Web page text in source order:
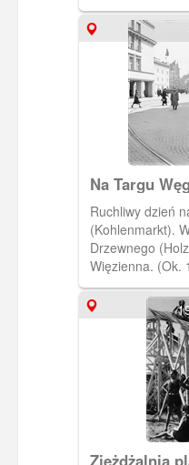
Na Targu
Ruchliwy dzień
(Kohlenmarkt).
Drzewnego
Więzienna. (Ok.